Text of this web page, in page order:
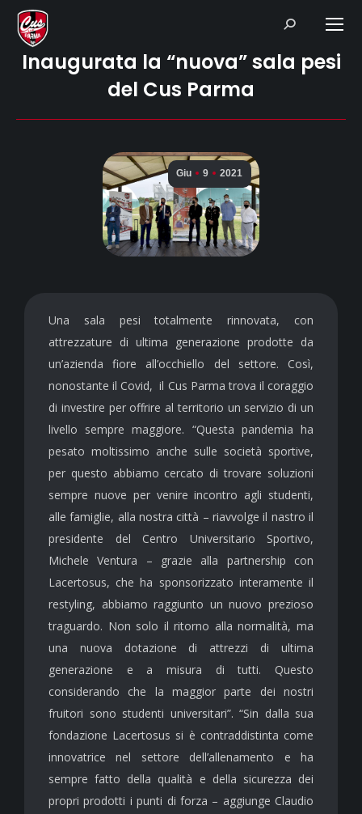
Search:
Inaugurata la “nuova” sala pesi
del Cus Parma
Giu 9 2021
Una sala pesi totalmente rinnovata, con
attrezzature di ultima generazione prodotte da
un’azienda fiore all’occhiello del settore. Così,
nonostante il Covid, il Cus Parma trova il coraggio
di investire per offrire al territorio un servizio di un
livello sempre maggiore. “Questa pandemia ha
pesato moltissimo anche sulle società sportive,
per questo abbiamo cercato di trovare soluzioni
sempre nuove per venire incontro agli studenti,
alle famiglie, alla nostra città – riavvolge il nastro il
presidente del Centro Universitario Sportivo,
Michele Ventura – grazie alla partnership con
Lacertosus, che ha sponsorizzato interamente il
restyling, abbiamo raggiunto un nuovo prezioso
traguardo. Non solo il ritorno alla normalità, ma
una nuova dotazione di attrezzi di ultima
generazione e a misura di tutti. Questo
considerando che la maggior parte dei nostri
fruitori sono studenti universitari”. “Sin dalla sua
fondazione Lacertosus si è contraddistinta come
innovatrice nel settore dell’allenamento e ha
sempre fatto della qualità e della sicurezza dei
propri prodotti i punti di forza – aggiunge Claudio